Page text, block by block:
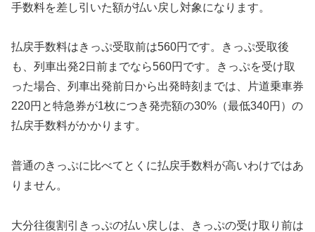
手数料を差し引いた額が払い戻し対象になります。
払戻手数料はきっぷ受取前は560円です。きっぷ受取後
も、列車出発2日前までなら560円です。きっぷを受け取
った場合、列車出発前日から出発時刻までは、片道乗車券
220円と特急券が1枚につき発売額の30%（最低340円）の
払戻手数料がかかります。
普通のきっぷに比べてとくに払戻手数料が高いわけではあ
りません。
大分往復割引きっぷの払い戻しは、きっぷの受け取り前は